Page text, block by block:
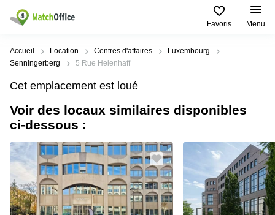
Favoris Menu
Rechercher / publier
Pages
de
Bureau
Centre
d’affaires
Coworking
Salles
de
Villes
Populaires
Luxembourg
sur-
Alzette
Senningerberg
Bertrange
Recherches
populaires
Сoworking
Luxembourg
Salle de
réunion
Luxembourg
Coworking
Bertrange
Aide
Qui sommes-nous?
Publier un bureau
Connexion
Accueil Location Centres d'affaires
Luxembourg
Senningerberg
5 Rue Heienhaff
Cet emplacement est loué
Voir des locaux similaires disponibles
ci-dessous :